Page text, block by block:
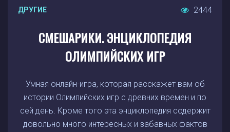
ДРУГИЕ 2444
СМЕШАРИКИ. ЭНЦИКЛОПЕДИЯ
ОЛИМПИЙСКИХ ИГР
Умная онлайн-игра, которая расскажет вам об
истории Олимпийских игр с древних времен и по
сей день. Кроме того эта энциклопедия содержит
довольно много интересных и забавных фактов